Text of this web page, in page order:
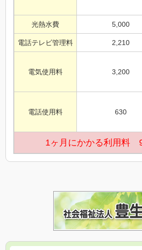
光熱水費 5,000
電話テレビ管理料 2,210
電気使用料 3,200
電話使用料 630
1ヶ月にかかる利用料